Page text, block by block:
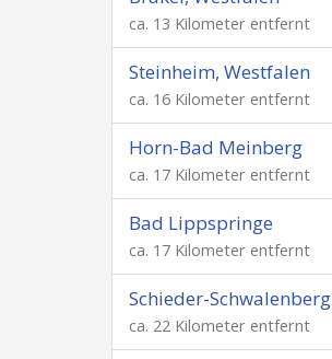
ca. 13 Kilometer entfernt
Steinheim, Westfalen
ca. 16 Kilometer entfernt
Horn-Bad Meinberg
ca. 17 Kilometer entfernt
Bad Lippspringe
ca. 17 Kilometer entfernt
Schieder-Schwalenberg
ca. 22 Kilometer entfernt